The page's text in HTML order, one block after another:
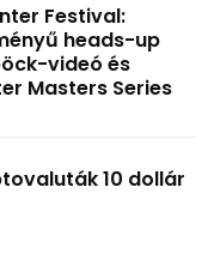
Festival:
heads-up
videó és
Masters Series
10 dollár